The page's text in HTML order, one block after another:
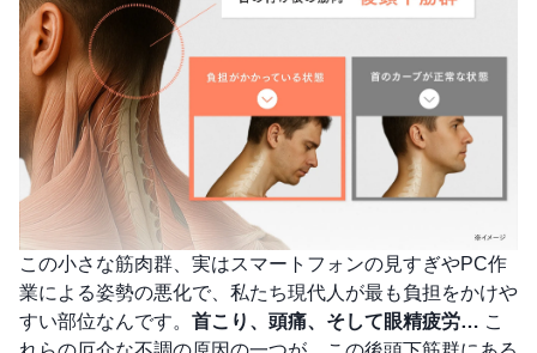
この小さな筋肉群、実はスマートフォンの見すぎやPC作
業による姿勢の悪化で、私たち現代人が最も負担をかけや
すい部位なんです。 首こり、頭痛、そして眼精疲労… こ